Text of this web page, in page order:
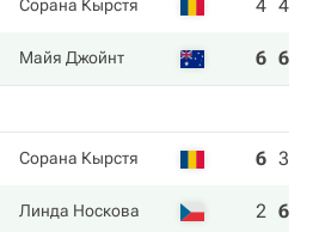
Сорана Кырстя 4 4
Майя Джойнт 6 6
Сорана Кырстя 6 3
Линда Носкова 2 6